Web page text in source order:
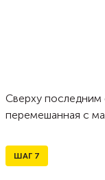
Сверху последним
перемешанная с
ШАГ 7